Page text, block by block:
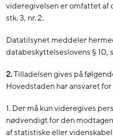
videregivelsen er omfattet af
stk. 3, nr. 2.
Datatilsynet meddeler
databeskyttelseslovens § 10,
2.Tilladelsen gives på
Hovedstaden har ansvaret
1. Der må kun videregives
nødvendigt for den
af statistiske eller